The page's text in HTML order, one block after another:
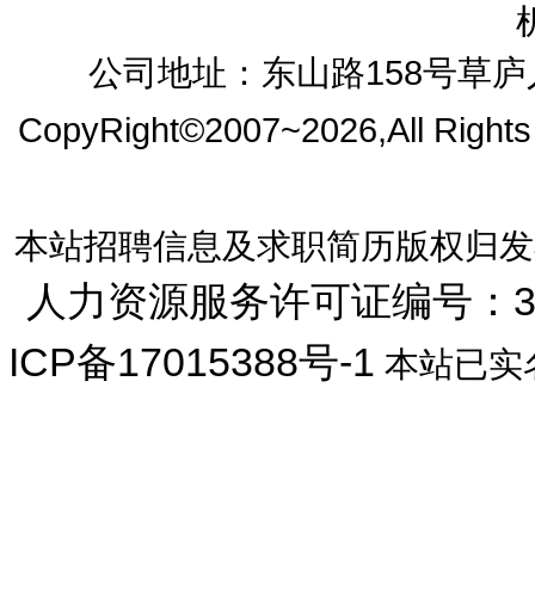
公司地址：东山路158号草
CopyRight©2007~2026,All
本站招聘信息及求职简历版权归
人力资源服务许可证编号
ICP备17015388号-1 本站已